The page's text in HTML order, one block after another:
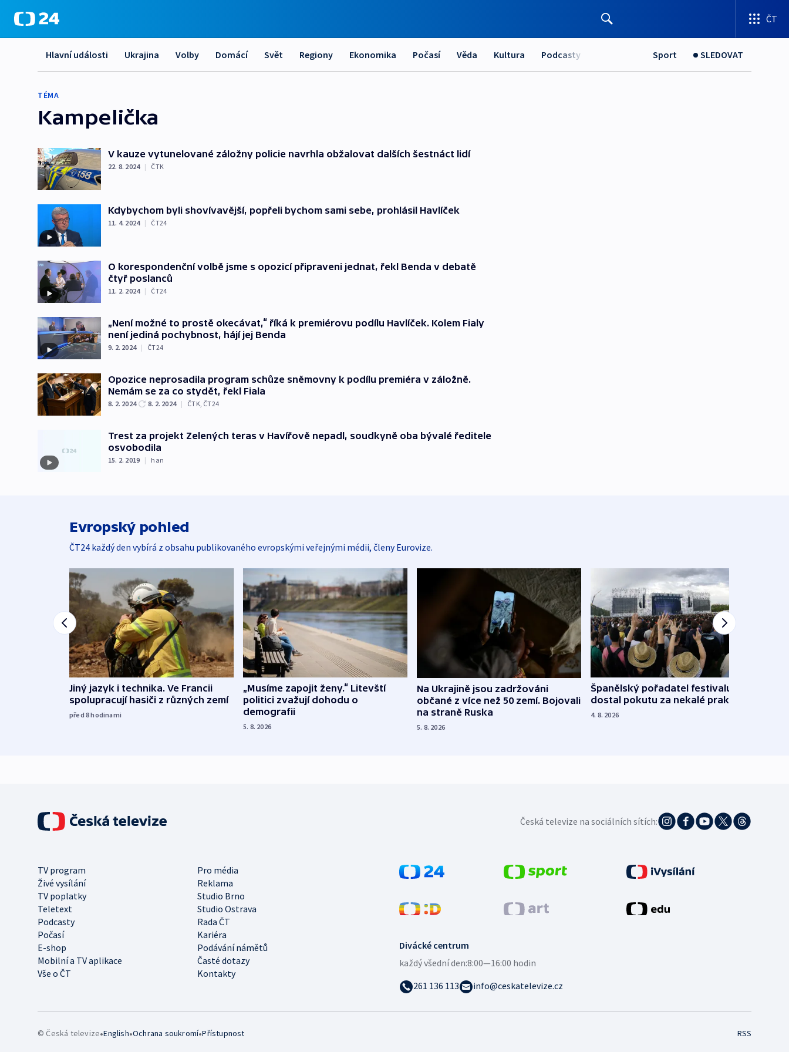
ČT
Hlavní události Ukrajina Volby Domácí Svět Regiony Ekonomika Počasí Věda Kultura Podcasty Sport SLEDOVAT
TÉMA
Kampelička
V kauze vytunelované záložny policie navrhla obžalovat dalších šestnáct lidí
22. 8. 2024 | ČTK
Kdybychom byli shovívavější, popřeli bychom sami sebe, prohlásil Havlíček
11. 4. 2024 | ČT24
O korespondenční volbě jsme s opozicí připraveni jednat, řekl Benda v debatě
čtyř poslanců
11. 2. 2024 | ČT24
„Není možné to prostě okecávat,“ říká k premiérovu podílu Havlíček. Kolem Fialy
není jediná pochybnost, hájí jej Benda
9. 2. 2024 | ČT24
Opozice neprosadila program schůze sněmovny k podílu premiéra v záložně.
Nemám se za co stydět, řekl Fiala
8. 2. 2024 8. 2. 2024 | ČTK, ČT24
Trest za projekt Zelených teras v Havířově nepadl, soudkyně oba bývalé ředitele
osvobodila
15. 2. 2019 | han
Evropský pohled
ČT24 každý den vybírá z obsahu publikovaného evropskými veřejnými médii, členy Eurovize.
Jiný jazyk i technika. Ve Francii
spolupracují hasiči z různých zemí
před 8hodinami
„Musíme zapojit ženy.“ Litevští
politici zvažují dohodu o
demografii
5. 8. 2026
Na Ukrajině jsou zadržováni
občané z více než 50 zemí. Bojovali
na straně Ruska
5. 8. 2026
Španělský pořadatel festivalu
dostal pokutu za nekalé praktiky
4. 8. 2026
Česká televize na sociálních sítích:
TV program
Pro média
Živé vysílání
Reklama
TV poplatky
Studio Brno
Teletext
Studio Ostrava
Podcasty
Rada ČT
Počasí
Kariéra
E-shop
Podávání námětů
Mobilní a TV aplikace
Časté dotazy
Vše o ČT
Kontakty
Divácké centrum
každý všední den:8:00—16:00 hodin
261 136 113
info@ceskatelevize.cz
© Česká televize•English•Ochrana soukromí•Přístupnost RSS